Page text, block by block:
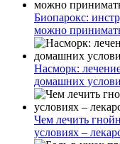
Биопарокс:
можно
Насморк:
домашних
Чем лечить
условиях –